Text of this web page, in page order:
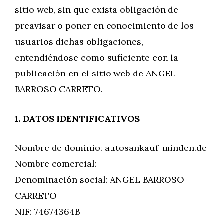
sitio web, sin que exista obligación de
preavisar o poner en conocimiento de los
usuarios dichas obligaciones,
entendiéndose como suficiente con la
publicación en el sitio web de ANGEL
BARROSO CARRETO.
1. DATOS IDENTIFICATIVOS
Nombre de dominio: autosankauf-minden.de
Nombre comercial:
Denominación social: ANGEL BARROSO
CARRETO
NIF: 74674364B